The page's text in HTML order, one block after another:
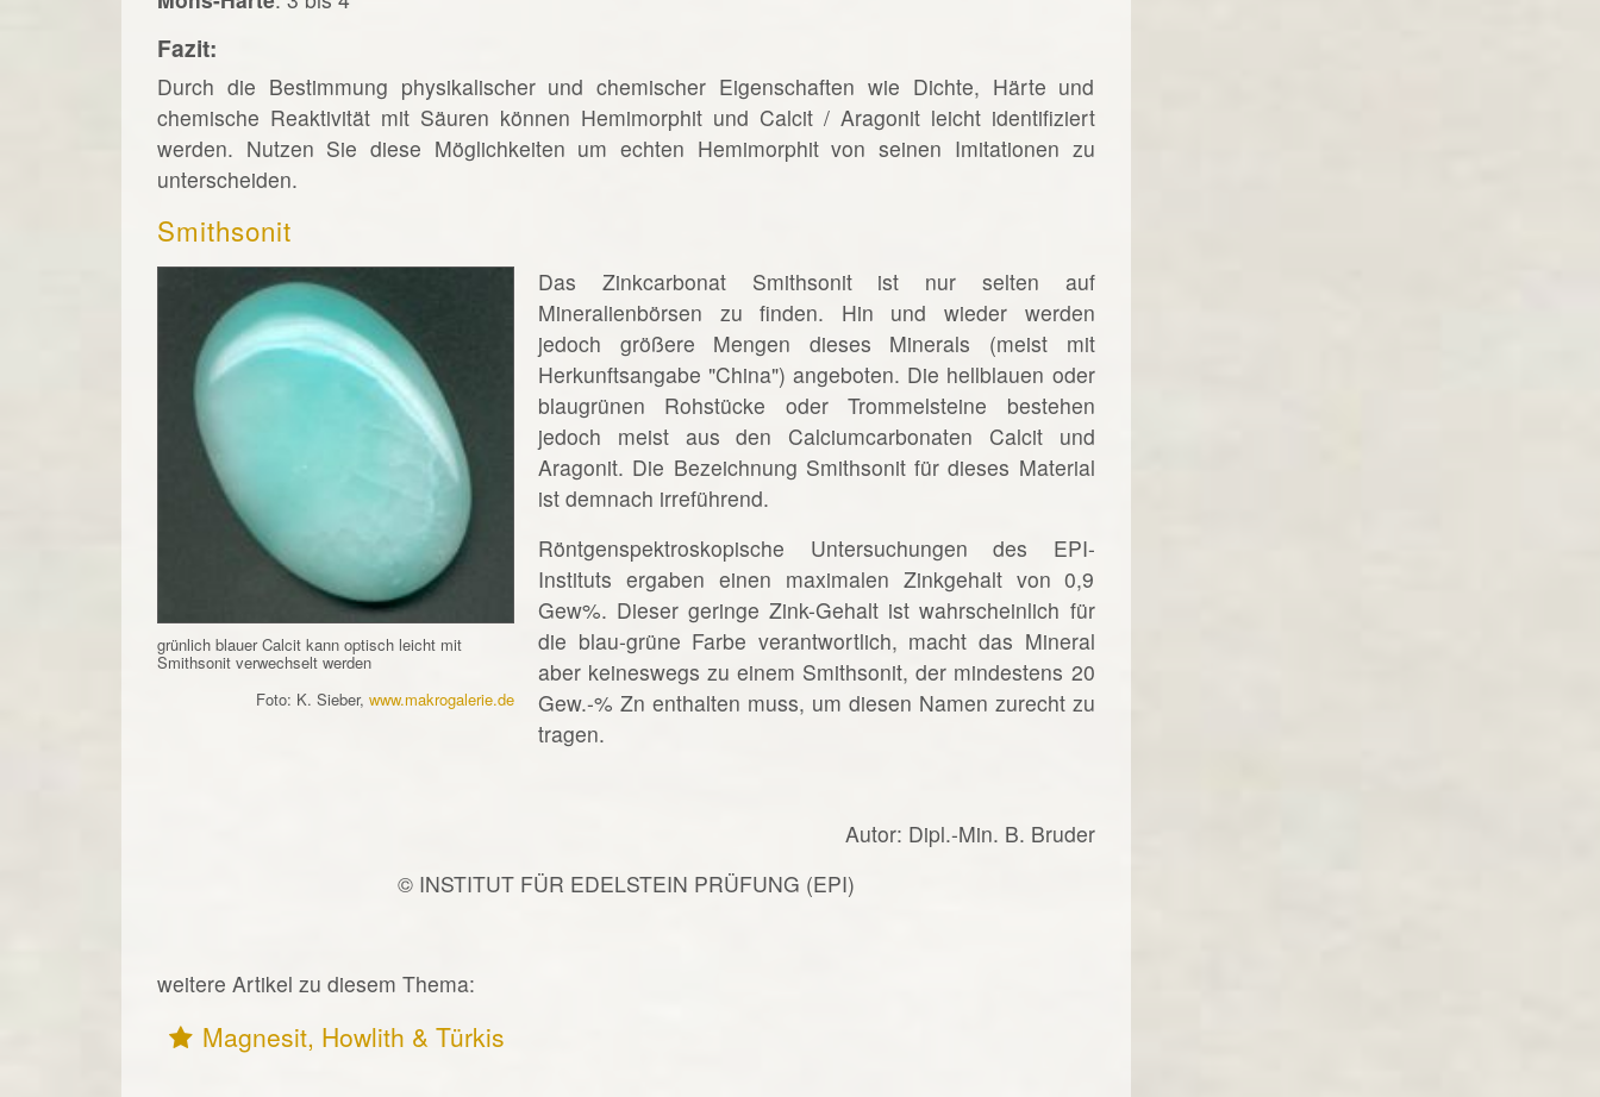
Fazit:
Durch die Bestimmung physikalischer und chemischer Eigenschaften wie Dichte, Härte und
chemische Reaktivität mit Säuren können Hemimorphit und Calcit / Aragonit leicht identifiziert
werden. Nutzen Sie diese Möglichkeiten um echten Hemimorphit von seinen Imitationen zu
unterscheiden.
Smithsonit
grünlich blauer Calcit kann optisch leicht mit
Smithsonit verwechselt werden
Foto: K. Sieber, www.makrogalerie.de
Das Zinkcarbonat Smithsonit ist nur selten auf
Mineralienbörsen zu finden. Hin und wieder werden
jedoch größere Mengen dieses Minerals (meist mit
Herkunftsangabe "China") angeboten. Die hellblauen oder
blaugrünen Rohstücke oder Trommelsteine bestehen
jedoch meist aus den Calciumcarbonaten Calcit und
Aragonit. Die Bezeichnung Smithsonit für dieses Material
ist demnach irreführend.
Röntgenspektroskopische Untersuchungen des EPI-
Instituts ergaben einen maximalen Zinkgehalt von 0,9
Gew%. Dieser geringe Zink-Gehalt ist wahrscheinlich für
die blau-grüne Farbe verantwortlich, macht das Mineral
aber keineswegs zu einem Smithsonit, der mindestens 20
Gew.-% Zn enthalten muss, um diesen Namen zurecht zu
tragen.
Autor: Dipl.-Min. B. Bruder
© INSTITUT FÜR EDELSTEIN PRÜFUNG (EPI)
weitere Artikel zu diesem Thema:
Magnesit, Howlith & Türkis